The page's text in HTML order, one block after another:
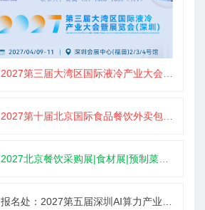
2027第三届大湾区国际液冷产业大会暨展览会(定档深圳)
2027第十届北京国际食品餐饮外卖包装展览会【定档5月】
2027北京餐饮采购展|食材展|预制菜展|调味品展
报名处：2027第五届深圳AI算力产业大会暨展览会